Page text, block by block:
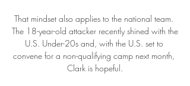
That mindset also applies to the national team.
The 18-year-old attacker recently shined with the
U.S. Under-20s and, with the U.S. set to
convene for a non-qualifying camp next month,
Clark is hopeful.